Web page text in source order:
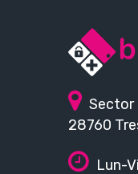
Sector
28760
Lun-